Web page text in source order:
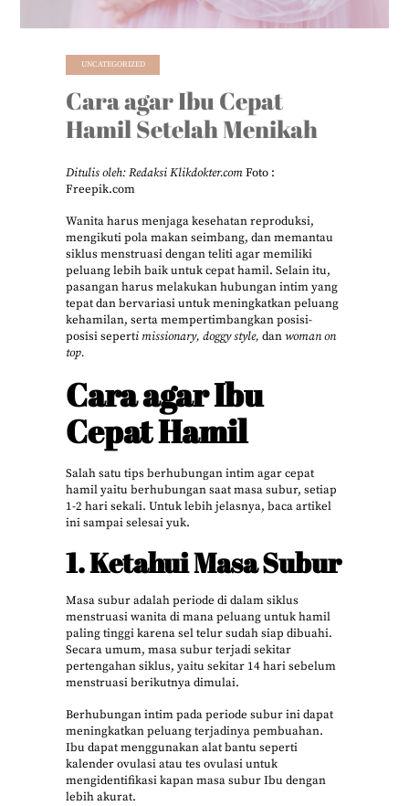
Cara agar Ibu Cepat
Hamil Setelah Menikah
UNCATEGORIZED
Ditulis oleh: Redaksi Klikdokter.comFoto :
Freepik.com
Wanita harus menjaga kesehatan reproduksi,
mengikuti pola makan seimbang, dan memantau
siklus menstruasi dengan teliti agar memiliki
peluang lebih baik untuk cepat hamil. Selain itu,
pasangan harus melakukan hubungan intim yang
tepat dan bervariasi untuk meningkatkan peluang
kehamilan, serta mempertimbangkan posisi-
posisi seperti missionary, doggy style,danwoman on
top.
Cara agar Ibu
Cepat Hamil
Salah satu tips berhubungan intim agar cepat
hamil yaitu berhubungan saat masa subur, setiap
1-2 hari sekali. Untuk lebih jelasnya, baca artikel
ini sampai selesai yuk.
1. Ketahui Masa Subur
Masa subur adalah periode di dalam siklus
menstruasi wanita di mana peluang untuk hamil
paling tinggi karena sel telur sudah siap dibuahi.
Secara umum, masa subur terjadi sekitar
pertengahan siklus, yaitu sekitar 14 hari sebelum
menstruasi berikutnya dimulai.
Berhubungan intim pada periode subur ini dapat
meningkatkan peluang terjadinya pembuahan.
Ibu dapat menggunakan alat bantu seperti
kalender ovulasi atau tes ovulasi untuk
mengidentifikasi kapan masa subur Ibu dengan
lebih akurat.